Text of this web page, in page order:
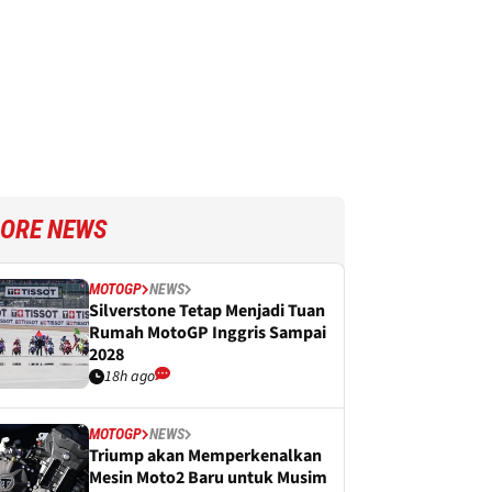
NEWS
MOTOGP NEWS
Silverstone Tetap Menjadi Tuan
Rumah MotoGP Inggris Sampai
2028
18h ago
MOTOGP NEWS
Triump akan Memperkenalkan
Mesin Moto2 Baru untuk Musim